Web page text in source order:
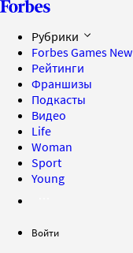
Рубрики
Forbes Games New
Рейтинги
Франшизы
Подкасты
Видео
Life
Woman
Sport
Young
Войти